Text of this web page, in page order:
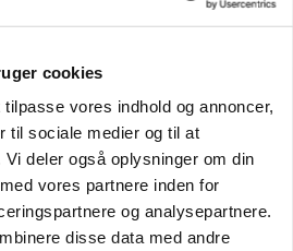
cookies
vores indhold og annoncer,
til sociale medier og til at
deler også oplysninger om din
vores partnere inden for
og analysepartnere.
disse data med andre
skårlægger afprøves i år
Annonce
Loading...